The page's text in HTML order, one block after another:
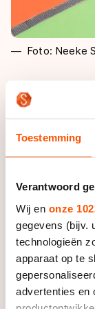
Toestemming
Verantwoord
Wij en onze
gegevens (bijv.
technologieën
apparaat op te
advertenties en
Foto: Neeke
Voor de
baantoernooi
plaatsen voor
het NK Baan/
in Heerde
21 mei in
Bij hetNK
klassementen